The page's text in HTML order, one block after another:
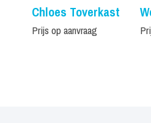
Chloes Toverkast
Prijs op aanvraag